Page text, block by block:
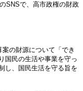
SNSで、高市政権の財政
の財源について「でき
国民の生活や事業を守っ
し、国民生活を守る旨を